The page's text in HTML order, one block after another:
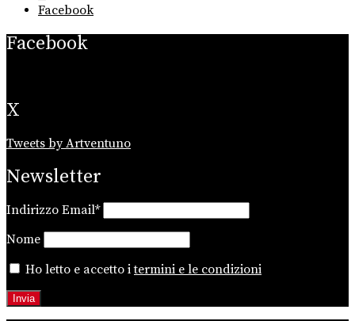
Facebook
Facebook
X
Tweets by Artventuno
Newsletter
Indirizzo Email*
Nome
Ho letto e accetto itermini e le condizioni